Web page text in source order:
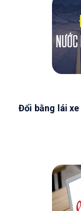
Đổi bằng lái